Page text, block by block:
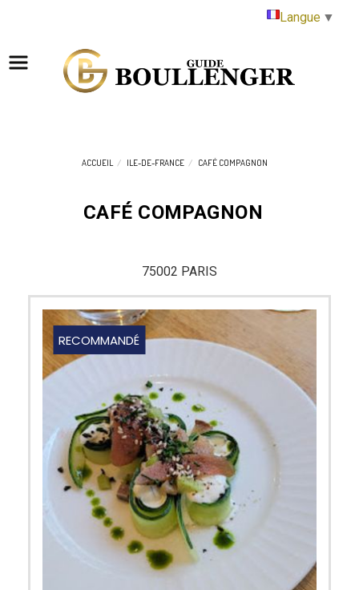
ACCUEIL ILE-DE-FRANCE CAFÉ COMPAGNON
RECOMMANDÉ
CAFÉ COMPAGNON
75002 PARIS
Langue ▼